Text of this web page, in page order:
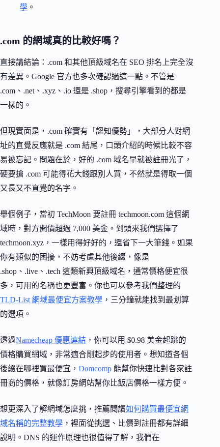
學 。
.com 的網域真的比較好嗎？
直接講結論：.com 和其他頂級域名在 SEO 排名上完全沒
有差異。Google 官方也多次確認過這一點。不管是
.com、.net、.xyz、.io 還是 .shop，搜尋引擎看到的都是
一樣的。
但現實面是，.com 確實有「認知優勢」，大部分人對網
址的直覺反應就是 .com 結尾，口頭介紹的時候比較不容
易被忘記。問題在於，好的 .com 域名早就被註冊光了，
硬要搶 .com 可能得花大錢跟別人買，不然就是得取一個
又長又不直覺的名字。
舉個例子，當初 TechMoon 要註冊 techmoon.com 這個網
域時，對方開價超過 7,000 美金。到頭來我們選擇了
techmoon.xyz，一樣用得好好的，還省下一大筆錢。如果
你有類似的困擾，不妨考慮其他後綴，像是
.shop、.live、.tech 這類新興頂級域名，通常價格便宜很
多，可用的名稱也更豐富。你也可以參考我們整理的
TLD-List 網域最便宜方案教學 ，三分鐘就能找到最划算
的選項。
透過Namecheap 優惠連結 ，你可以用 $0.98 美金起跳的
價格購買網域，非常適合剛起步的使用者。想知道各個
後綴在哪裡買最便宜， Domcomp 能幫你快速比對各家註
冊商的價格，就像訂房網站幫你比飯店價格一樣方便。
想更深入了解網域怎麼挑，推薦閱讀如何購買最便宜網
域名稱的完整教學 ，裡面從挑選、比價到註冊都有詳細
說明。DNS 的運作原理也很值得了解，我們在